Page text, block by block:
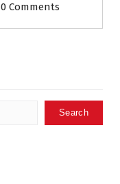
0 Comments
Search